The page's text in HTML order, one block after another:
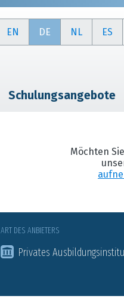
EN DE NL ES
Schulungsangebote
Möchten
ART DES ANBIETERS
Privates